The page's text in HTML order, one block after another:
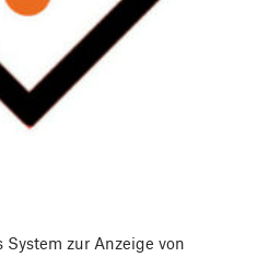
zur Anzeige von